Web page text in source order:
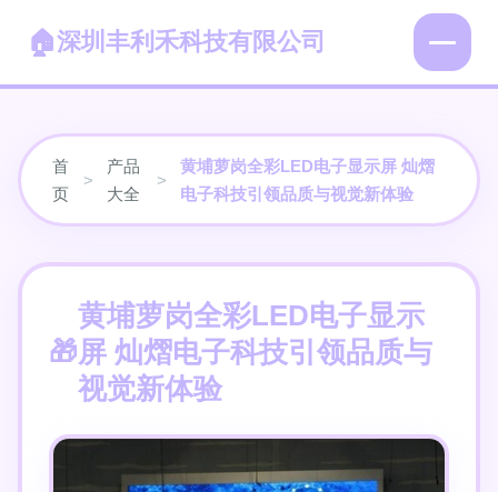
深圳丰利禾科技有限公司
首
页
>
产品
大全
>
黄埔萝岗全彩LED电子显示屏 灿熠
电子科技引领品质与视觉新体验
黄埔萝岗全彩LED电子显示
屏 灿熠电子科技引领品质与
视觉新体验